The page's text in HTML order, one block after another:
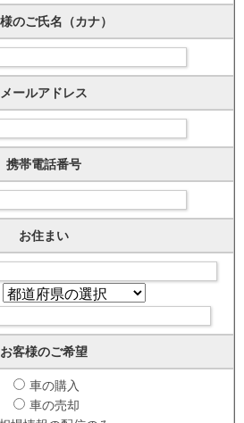
のご氏名（カナ）
メールアドレス
携帯電話番号
お住まい
お客様のご希望
車の購入
車の売却